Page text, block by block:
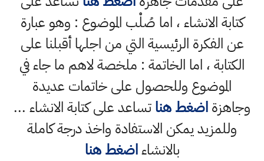
كتابة الانشاء ، اما صُلْب الموضوع : وهو عبارة
عن الفكرة الرئيسية التي من اجلها أقبلنا على
الكتابة ، اما الخاتمة : ملخصة لاهم ما جاء في
الموضوع وللحصول على خاتمات عديدة
وجاهزةاضغط هناتساعد على كتابة الانشاء ...
وللمزيد يمكن الاستفادة واخذ درجة كاملة
بالانشاءاضغط هنا